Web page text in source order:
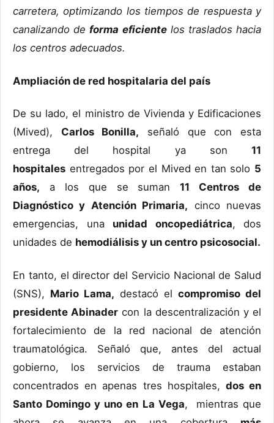
carretera, optimizando los tiempos de respuesta y
canalizando deforma eficientelos traslados hacia
los centros adecuados.
Ampliación de red hospitalaria del país
De su lado, el ministro de Vivienda y Edificaciones
(Mived), Carlos Bonilla, señaló que con esta
entrega del hospital ya son 11
hospitales entregados por el Mived en tan solo 5
años, a los que se suman11 Centros de
Diagnóstico y Atención Primaria, cinco nuevas
emergencias, una unidad oncopediátrica, dos
unidades de hemodiálisis y un centro psicosocial.
En tanto, el director del Servicio Nacional de Salud
(SNS), Mario Lama, destacó el compromiso del
presidente Abinader con la descentralización y el
fortalecimiento de la red nacional de atención
traumatológica. Señaló que, antes del actual
gobierno, los servicios de trauma estaban
concentrados en apenas tres hospitales, dos en
Santo Domingo y uno en La Vega, mientras que